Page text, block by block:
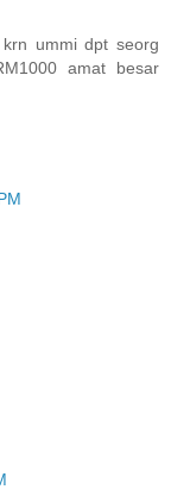
ummi dpt seorg
amat besar